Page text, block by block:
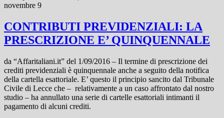
novembre 9
CONTRIBUTI PREVIDENZIALI: LA
PRESCRIZIONE E’ QUINQUENNALE
da “Affaritaliani.it” del 1/09/2016 – Il termine di prescrizione dei
crediti previdenziali è quinquennale anche a seguito della notifica
della cartella esattoriale. E’ questo il principio sancito dal Tribunale
Civile di Lecce che – relativamente a un caso affrontato dal nostro
studio – ha annullato una serie di cartelle esattoriali intimanti il
pagamento di alcuni crediti.